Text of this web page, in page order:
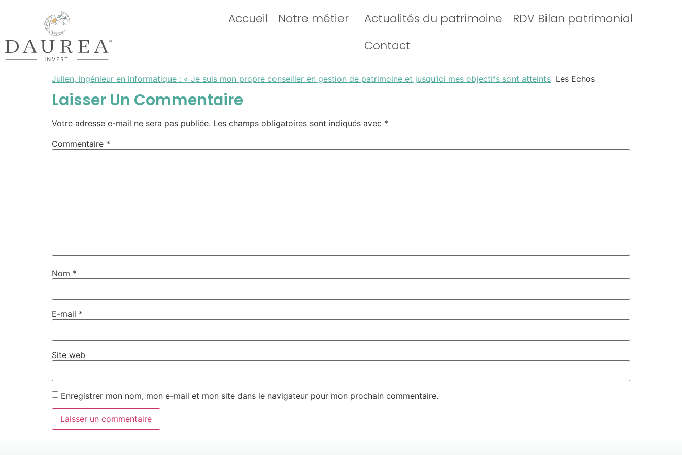
Accueil Notre métier Actualités du patrimoine
RDV Bilan patrimonial
Contact
Julien, ingénieur en informatique : « Je suis mon propre conseiller en gestion de patrimoine et jusqu’ici mes objectifs sont atteints Les Echos
Laisser Un Commentaire
Votre adresse e-mail ne sera pas publiée. Les champs obligatoires sont indiqués avec *
Commentaire *
Nom *
E-mail *
Site web
Enregistrer mon nom, mon e-mail et mon site dans le navigateur pour mon prochain commentaire.